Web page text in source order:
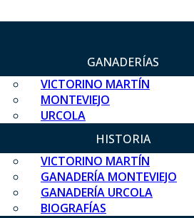
GANADERÍAS
VICTORINO MARTÍN
MONTEVIEJO
URCOLA
HISTORIA
VICTORINO MARTÍN
GANADERÍA MONTEVIEJO
GANADERÍA URCOLA
BIOGRAFÍAS